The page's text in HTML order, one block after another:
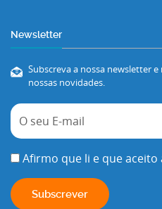
Newsletter
Subscreva a nossa newsletter
nossas novidades.
Afirmo que li e que aceito